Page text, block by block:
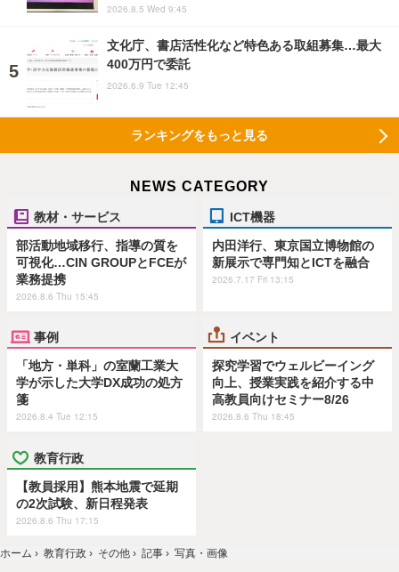
2026.8.5 Wed 9:45
文化庁、書店活性化など特色ある取組募集…最大
400万円で委託
2026.6.9 Tue 12:45
ランキングをもっと見る
NEWS CATEGORY
教材・サービス
部活動地域移行、指導の質を
可視化…CIN GROUPとFCEが
業務提携
2026.8.6 Thu 15:45
ICT機器
内田洋行、東京国立博物館の
新展示で専門知とICTを融合
2026.7.17 Fri 13:15
事例
「地方・単科」の室蘭工業大
学が示した大学DX成功の処方
箋
2026.8.4 Tue 12:15
イベント
探究学習でウェルビーイング
向上、授業実践を紹介する中
高教員向けセミナー8/26
2026.8.6 Thu 18:45
教育行政
【教員採用】熊本地震で延期
の2次試験、新日程発表
2026.8.6 Thu 17:15
ホーム › 教育行政 › その他 › 記事 › 写真・画像